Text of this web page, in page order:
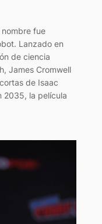
fue
Lanzado en
de ciencia
James Cromwell
de Isaac
2035, la película